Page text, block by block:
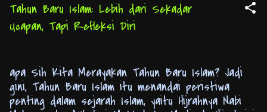
Tahun Baru Islam: Lebih dari Sekadar
Ucapan, Tapi Refleksi Diri
apa Sih Kita Merayakan Tahun Baru Islam? Jadi
gini, Tahun Baru Islam itu menandai peristiwa
penting dalam sejarah Islam, yaitu Hijrahnya Nabi